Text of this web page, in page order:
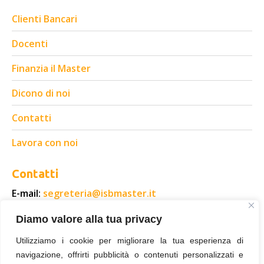
Diamo valore alla tua privacy
Utilizziamo i cookie per migliorare la tua esperienza di
navigazione, offrirti pubblicità o contenuti personalizzati e
Clienti Bancari
Docenti
Finanzia il Master
Dicono di noi
Contatti
Lavora con noi
Contatti
E-mail: segreteria@isbmaster.it
E-mail:
segreteria@istitutostudibancari.it
Fax: 0583.418368